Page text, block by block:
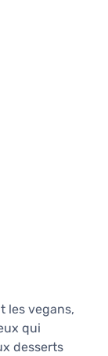
les vegans,
qui
desserts